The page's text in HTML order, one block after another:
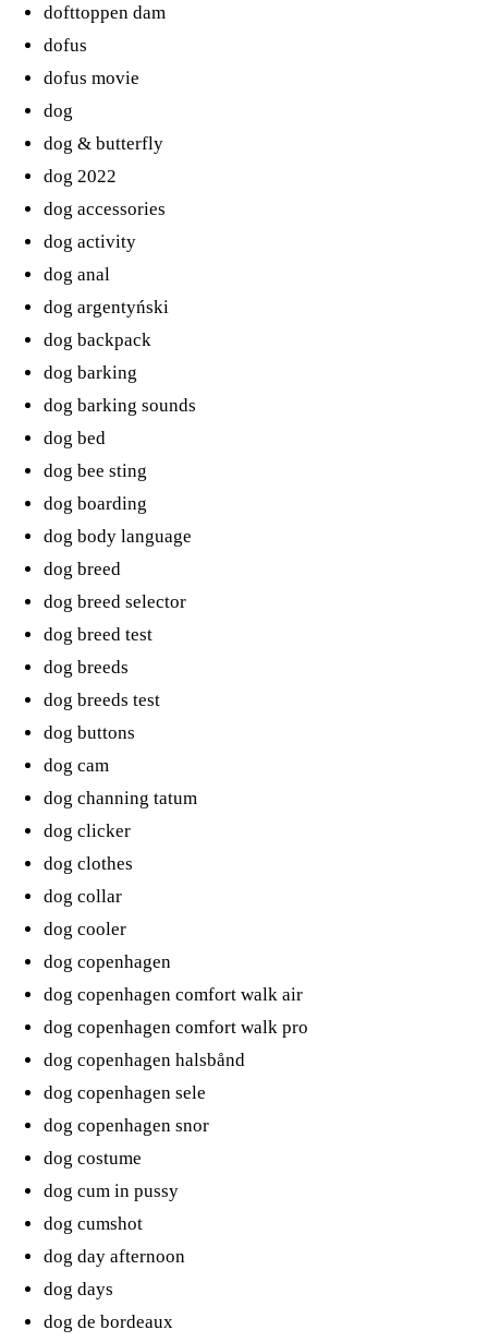
dofttoppen dam
dofus
dofus movie
dog
dog & butterfly
dog 2022
dog accessories
dog activity
dog anal
dog argentyński
dog backpack
dog barking
dog barking sounds
dog bed
dog bee sting
dog boarding
dog body language
dog breed
dog breed selector
dog breed test
dog breeds
dog breeds test
dog buttons
dog cam
dog channing tatum
dog clicker
dog clothes
dog collar
dog cooler
dog copenhagen
dog copenhagen comfort walk air
dog copenhagen comfort walk pro
dog copenhagen halsbånd
dog copenhagen sele
dog copenhagen snor
dog costume
dog cum in pussy
dog cumshot
dog day afternoon
dog days
dog de bordeaux